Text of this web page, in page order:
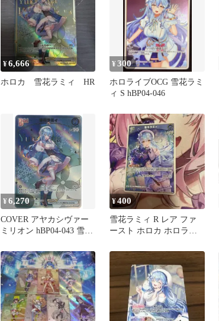
¥6,666
ホロカ 雪花ラミィ HR
¥300
ホロライブOCG 雪花ラミ
ィ S hBP04-046
¥6,270
COVER アヤカシヴァー
ミリオン hBP04-043 雪花
¥400
雪花ラミィ R レア ファ
ースト ホロカ ホロライ